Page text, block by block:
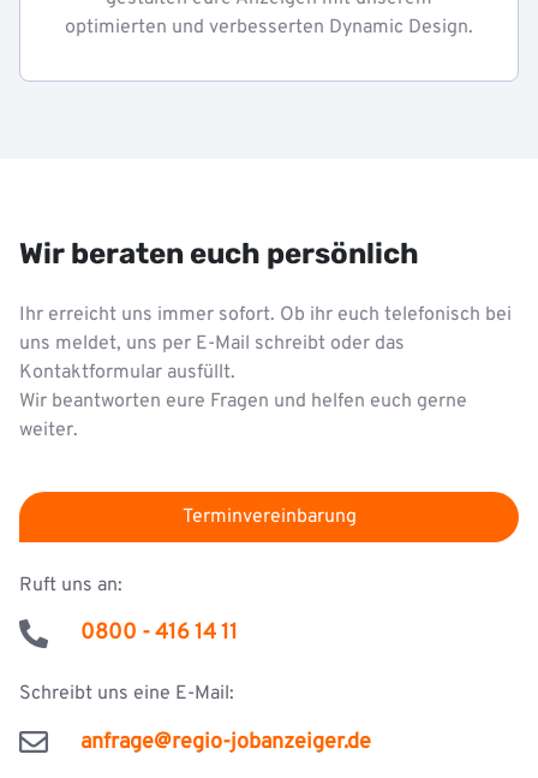
optimierten und verbesserten Dynamic Design.
Wir beraten euch persönlich
Ihr erreicht uns immer sofort. Ob ihr euch telefonisch bei
uns meldet, uns per E-Mail schreibt oder das
Kontaktformular ausfüllt.
Wir beantworten eure Fragen und helfen euch gerne
weiter.
Terminvereinbarung
Ruft uns an:
0800 - 416 14 11
Schreibt uns eine E-Mail:
anfrage@regio-jobanzeiger.de